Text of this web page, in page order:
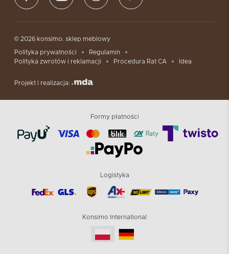
© 2026 konsimo. sklep meblowy
Polityka prywatności
Regulamin
Polityka zwrotów i reklamacji
Procedura Rat CA Idea
Projekt i realizacja:
Formy płatności
Logistyka
Konsimo International